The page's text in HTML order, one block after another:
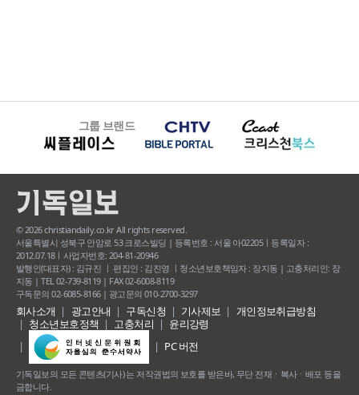
그룹 브랜드
© 2026 christiandaily.co.kr All rights reserved.
서울특별시 성북구 안암로 53 크로스빌딩 | 등록번호 : 서울 아02205ㅣ등록일자 :
2012.07.18ㅣ사업자번호: 204-81-20946
발행인(대표자) : 김규진 ㅣ 편집인 : 김진영 ㅣ청소년보호책임자 : 장지동 | 고충처리인: 장
지동 | TEL 02-739-8119 | FAX 02-6008-8119
구독문의 02-6085-8166 | 광고문의 010-2700-3297
회사소개 광고안내 구독신청 기사제보
개인정보취급방침
청소년보호정책
고충처리
윤리강령
PC 버전
기독일보의 모든 콘텐츠(기사) 는 저작권법의 보호를 받은바, 무단 전재ㆍ복사ㆍ배포 등을
금합니다.